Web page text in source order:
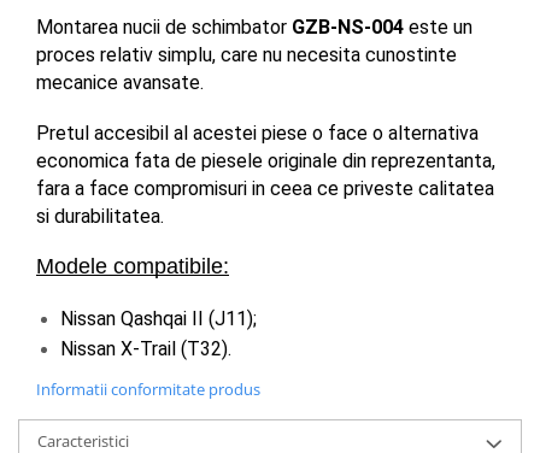
Montarea nucii de schimbator GZB-NS-004 este un
proces relativ simplu, care nu necesita cunostinte
mecanice avansate.
Pretul accesibil al acestei piese o face o alternativa
economica fata de piesele originale din reprezentanta,
fara a face compromisuri in ceea ce priveste calitatea
si durabilitatea.
Modele compatibile:
Nissan Qashqai II (J11);
Nissan X-Trail (T32).
Informatii conformitate produs
Caracteristici